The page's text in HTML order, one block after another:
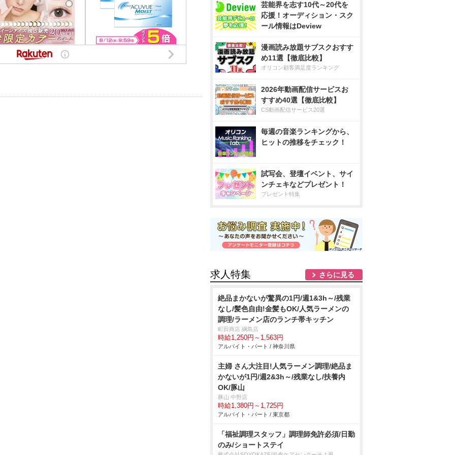
芸能界を志す10代～20代を
応援！オーディション・スク
ール情報はDeview
漫画読み放題サブスクおすす
め11選【徹底比較】
オリコン顧客満足度ランキング
2026年動画配信サービスお
すすめ40選【徹底比較】
CS動画配信サービス20選
毎週の音楽ランキングから、
ヒットの推移をチェック！
試写会、登壇イベント、サイ
ンチェキなどプレゼント！
プレゼント特集
求人特集 さらに見る
絶品まかないが驚異の1円/週1&3h～/残業
なし/髪色自由!金髪もOK/人気ラーメンの
調理/ラーメン店のランチ帯キッチン
町田商店 綱島店
時給1,250円～1,563円
アルバイト・パート / 神奈川県
主婦 さん大注目!人気ラーメン調理/絶品ま
かないが1円/週2&3h～/残業なし/扶養内
OK/豚山
豚山 中野店
時給1,380円～1,725円
アルバイト・パート / 東京都
「福祉調理スタッフ」調理師免許必須/日勤
のみ/ショートステイ